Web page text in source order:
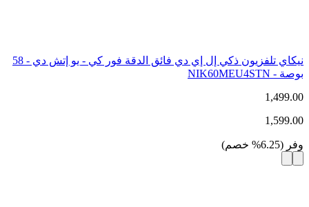
نيكاي تلفزيون ذكي إل إي دي فائق الدقة فور كي - يو إتش دي - 58
بوصة - NIK60MEU4STN
1,499.00
1,599.00
وفر (
6.25
% خصم)